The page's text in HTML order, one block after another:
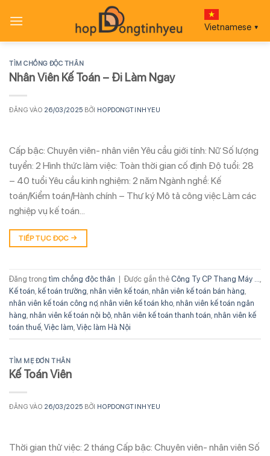
qua
Vietnamese ▼
TÌM CHỒNG ĐỘC THÂN
Nhân Viên Kế Toán – Đi Làm Ngay
ĐĂNG VÀO 26/03/2025 BỞI HOPDONGTINHYEU
Cấp bậc: Chuyên viên- nhân viên Yêu cầu giới tính: Nữ Số lượng
tuyển: 2 Hình thức làm việc: Toàn thời gian cố định Độ tuổi: 28
– 40 tuổi Yêu cầu kinh nghiệm: 2 năm Ngành nghề: Kế
toán/Kiểm toán/Hành chính – Thư ký Mô tả công việc Làm các
nghiệp vụ kế toán…
TIẾP TỤC ĐỌC →
Đăng trong tìm chồng độc thân Được gắn thẻ Công Ty CP Thang Máy ...
Kế toán kế toán trưởng nhân viên kế toán nhân viên kế toán bán hàng
nhân viên kế toán công nợ, nhân viên kế toán kho nhân viên kế toán ngân
hàng nhân viên kế toán nội bộ nhân viên kế toán thanh toán nhân viên kế
toán thuế Việc làm Việc làm Hà Nội
TÌM MẸ ĐƠN THÂN
Kế Toán Viên
ĐĂNG VÀO 26/03/2025 BỞI HOPDONGTINHYEU
Thời gian thử việc: 2 tháng Cấp bậc: Chuyên viên- nhân viên Số